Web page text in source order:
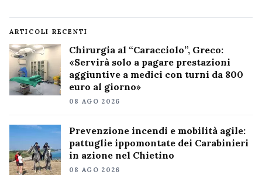
ARTICOLI RECENTI
Chirurgia al “Caracciolo”, Greco:
«Servirà solo a pagare prestazioni
aggiuntive a medici con turni da 800
euro al giorno»
08 AGO 2026
Prevenzione incendi e mobilità agile:
pattuglie ippomontate dei Carabinieri
in azione nel Chietino
08 AGO 2026